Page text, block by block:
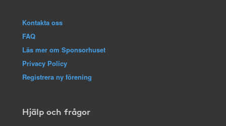
Kontakta oss
FAQ
Läs mer om Sponsorhuset
Privacy Policy
Registrera ny förening
Hjälp och frågor